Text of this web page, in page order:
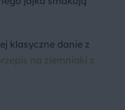
klasyczne danie z
na ziemniaki z